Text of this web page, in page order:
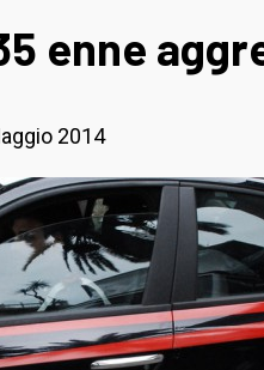
enne
2014